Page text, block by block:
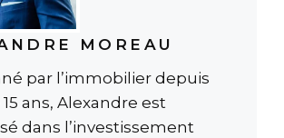
MOREAU
par l’immobilier depuis
ans, Alexandre est
dans l’investissement